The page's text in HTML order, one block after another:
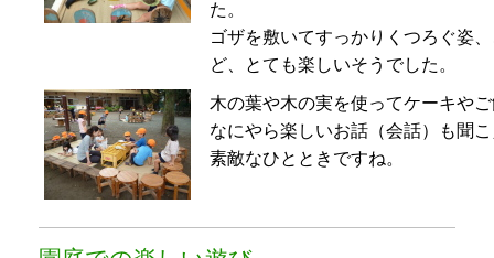
今日も白金台幼稚園での園庭では
た。
葉っぱをすり鉢ですって、色水を
す。